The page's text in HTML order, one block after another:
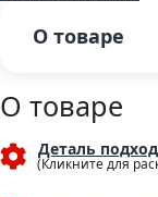
О товаре
О товаре
Деталь